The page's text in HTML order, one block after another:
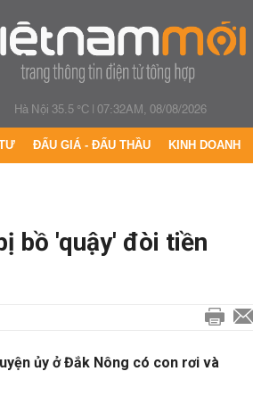
Hà Nội 35.5 °C|07:32AM, 08/08/2026
ĐẤU GIÁ - ĐẤU THẦU KINH DOANH
bồ 'quậy' đòi tiền
ủy ở Đắk Nông có con rơi và